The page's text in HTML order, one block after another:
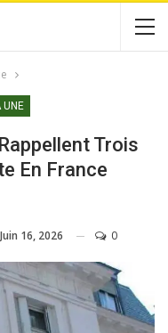
UNE
Trois
En France
Juin 16, 2026 0